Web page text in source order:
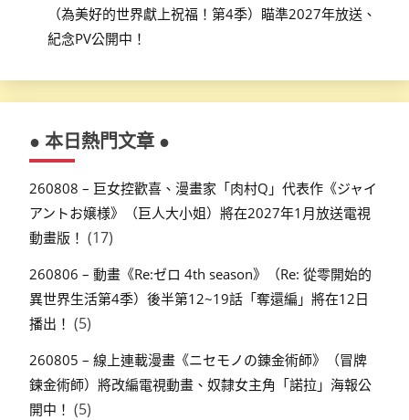
（為美好的世界獻上祝福！第4季）瞄準2027年放送、
紀念PV公開中！
● 本日熱門文章 ●
260808 – 巨女控歡喜、漫畫家「肉村Q」代表作《ジャイ
アントお嬢様》（巨人大小姐）將在2027年1月放送電視
動畫版！ (17)
260806 – 動畫《Re:ゼロ 4th season》（Re: 從零開始的
異世界生活第4季）後半第12~19話「奪還編」將在12日
播出！ (5)
260805 – 線上連載漫畫《ニセモノの錬金術師》（冒牌
鍊金術師）將改編電視動畫、奴隸女主角「諾拉」海報公
開中！ (5)